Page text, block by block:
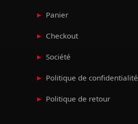
Panier
Checkout
Société
Politique de confidentialité
Politique de retour